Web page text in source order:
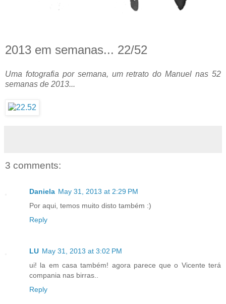
2013 em semanas... 22/52
Uma fotografia por semana, um retrato do Manuel nas 52
semanas de 2013...
3 comments:
Daniela May 31, 2013 at 2:29 PM
Por aqui, temos muito disto também :)
Reply
LU May 31, 2013 at 3:02 PM
ui! la em casa também! agora parece que o Vicente terá
compania nas birras..
Reply